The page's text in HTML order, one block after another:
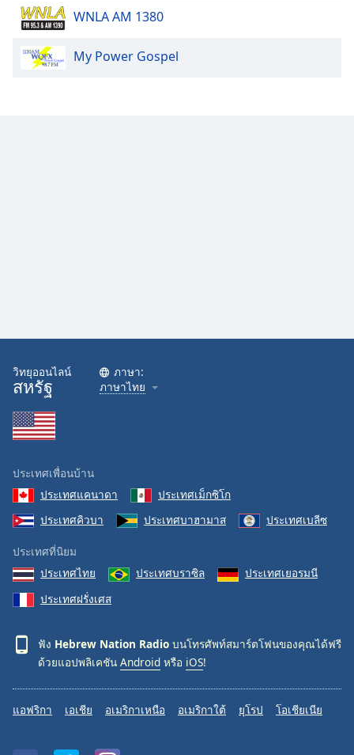
Font
Family
WNLA AM 1380
My Power Gospel
วิทยุออนไลน์
สหรัฐ
ภาษา:
ภาษาไทย
ประเทศเพื่อนบ้าน
ประเทศแคนาดา
ประเทศเม็กซิโก
ประเทศคิวบา
ประเทศบาฮามาส ประเทศเบลีซ
ประเทศที่นิยม
ประเทศไทย
ประเทศบราซิล
ประเทศเยอรมนี
ประเทศฝรั่งเศส
ฟัง Hebrew Nation Radio บนโทรศัพท์สมาร์ตโฟนของคุณได้ฟรี
ด้วยแอปพลิเคชัน Android หรือ iOS!
แอฟริกา เอเชีย อเมริกาเหนือ อเมริกาใต้ ยุโรป โอเชียเนีย